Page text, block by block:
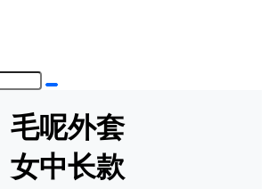
毛呢外套
女中长款